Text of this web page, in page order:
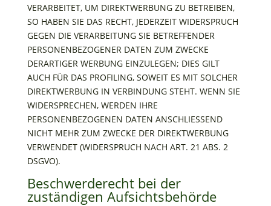
VERARBEITET, UM DIREKTWERBUNG ZU BETREIBEN,
SO HABEN SIE DAS RECHT, JEDERZEIT WIDERSPRUCH
GEGEN DIE VERARBEITUNG SIE BETREFFENDER
PERSONENBEZOGENER DATEN ZUM ZWECKE
DERARTIGER WERBUNG EINZULEGEN; DIES GILT
AUCH FÜR DAS PROFILING, SOWEIT ES MIT SOLCHER
DIREKTWERBUNG IN VERBINDUNG STEHT. WENN SIE
WIDERSPRECHEN, WERDEN IHRE
PERSONENBEZOGENEN DATEN ANSCHLIESSEND
NICHT MEHR ZUM ZWECKE DER DIREKTWERBUNG
VERWENDET (WIDERSPRUCH NACH ART. 21 ABS. 2
DSGVO).
Beschwerde­recht bei der
zuständigen Aufsichts­behörde